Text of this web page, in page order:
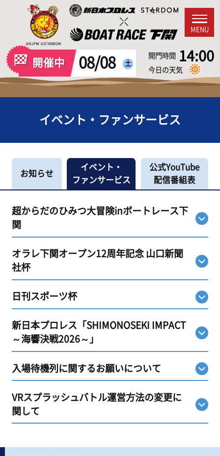
MENU
開催中 08/08 土
開門時間 14:00
今日の天気
イベント・ファンサービス
お知らせ
イベント・
ファンサービス
公式YouTube
配信番組表
超からだのひみつ大冒険inボートレース下
関
オラレ下関オープン12周年記念 山口新聞
社杯
日刊スポーツ杯
新日本プロレス「SHIMONOSEKI IMPACT
～海響決戦2026～」
入場待機列に関するお願いについて
VRスプラッシュバトル運営方法の変更に
関して